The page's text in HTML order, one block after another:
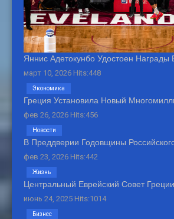
Яннис Адетокунбо Удостоен
март 10, 2026 Hits:448
Греция Установила Новый
фев 26, 2026 Hits:456
Экономика
В Преддверии Годовщины
фев 23, 2026 Hits:442
Новости
Центральный Еврейский Совет
июнь 24, 2025 Hits:1014
Жизнь
Бизнес